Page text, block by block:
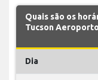
Quais são os
Tucson
Dia